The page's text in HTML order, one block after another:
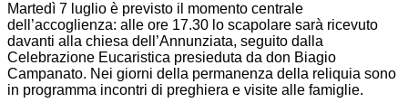
Martedì 7 luglio è previsto il momento centrale
dell’accoglienza: alle ore 17.30 lo scapolare sarà ricevuto
davanti alla chiesa dell’Annunziata, seguito dalla
Celebrazione Eucaristica presieduta da don Biagio
Campanato. Nei giorni della permanenza della reliquia sono
in programma incontri di preghiera e visite alle famiglie.